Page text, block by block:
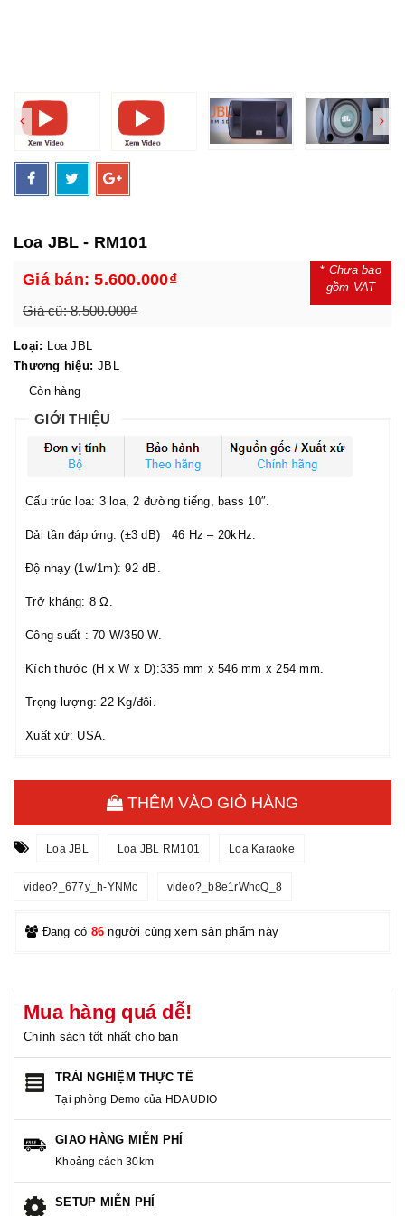
Loa JBL - RM101
Giá bán:5.600.000₫
Giá cũ:8.500.000₫
* Chưa bao
gồm VAT
Loại:
Loa JBL
Thương hiệu: JBL
Còn hàng
GIỚI THIỆU
Cấu trúc loa: 3 loa, 2 đường tiếng, bass 10″.
Dải tần đáp ứng: (±3 dB) 46 Hz – 20kHz.
Độ nhạy (1w/1m): 92 dB.
Trở kháng: 8 Ω.
Công suất : 70 W/350 W.
Kích thước (H x W x D):335 mm x 546 mm x 254 mm.
Trọng lượng: 22 Kg/đôi.
Xuất xứ: USA.
THÊM VÀO GIỎ HÀNG
Loa JBL Loa JBL RM101 Loa Karaoke
video?_677y_h-YNMc video?_b8e1rWhcQ_8
Đang có 86 người cùng xem sản phẩm này
Mua hàng quá dễ!
Chính sách tốt nhất cho bạn
TRẢI NGHIỆM THỰC TẾ
Tại phòng Demo của HDAUDIO
GIAO HÀNG MIỄN PHÍ
Khoảng cách 30km
SETUP MIỄN PHÍ